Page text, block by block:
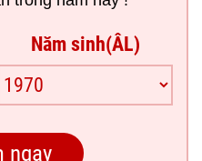
Năm sinh(ÂL)